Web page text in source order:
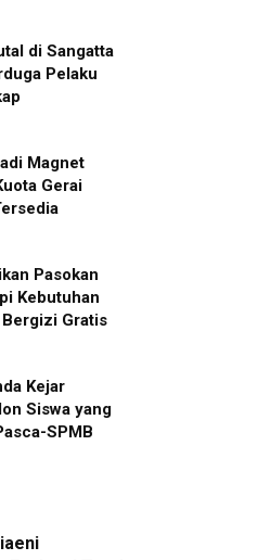
di Sangatta
Pelaku
Magnet
Gerai
Pasokan
Kebutuhan
Gratis
Kejar
Siswa yang
SPMB